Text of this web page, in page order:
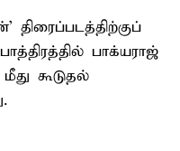
திரைப்படத்திற்குப்
பாக்யராஜ்
கூடுதல்